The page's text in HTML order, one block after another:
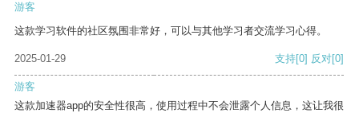
游客
这款学习软件的社区氛围非常好，可以与其他学习者交流学习心得。
2025-01-29 支持[0] 反对[0]
游客
这款加速器app的安全性很高，使用过程中不会泄露个人信息，这让我很